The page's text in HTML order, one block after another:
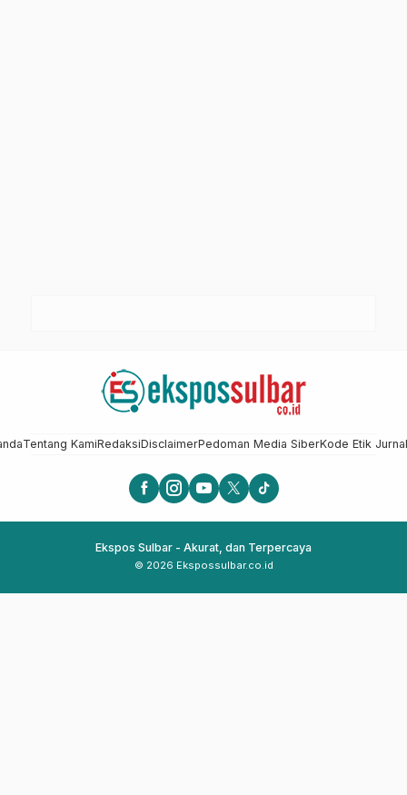
Tentang KamiRedaksiDisclaimerPedoman Media SiberKode Etik
Ekspos Sulbar - Akurat, dan Terpercaya
© 2026 Ekspossulbar.co.id